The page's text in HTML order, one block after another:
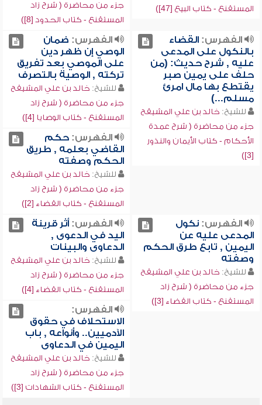
المستقنع - كتاب البيع [47])
جزء من محاضرة ( شرح زاد
المستقنع - كتاب الحدود [8])
الفهرس:القضاء
بالنكول على المدعى
عليه , شرح حديث: (من
حلف على يمين صبر
يقتطع بها مال امرئ
مسلم...)
للشيخ: خالد بن علي المشيقح
جزء من محاضرة ( شرح عمدة
الأحكام - كتاب الأيمان والنذور
[3])
الفهرس: ضمان
الوصي إن ظهر دين
على الموصي بعد تفريق
تركته , الوصية بالتصرف
للشيخ: خالد بن علي المشيقح
جزء من محاضرة ( شرح زاد
المستقنع - كتاب الوصايا [4])
الفهرس:حكم
القاضي بعلمه , طريق
الحكم وصفته
للشيخ: خالد بن علي المشيقح
جزء من محاضرة ( شرح زاد
المستقنع - كتاب القضاء [2])
الفهرس:نكول
المدعى عليه عن
اليمين , تابع طرق الحكم
وصفته
للشيخ: خالد بن علي المشيقح
جزء من محاضرة ( شرح زاد
المستقنع - كتاب القضاء [3])
الفهرس:أثر قرينة
اليد في الدعوى ,
الدعاوى والبينات
للشيخ: خالد بن علي المشيقح
جزء من محاضرة ( شرح زاد
المستقنع - كتاب القضاء [4])
الفهرس:
الاستحلاف في حقوق
الآدميين.. وأنواعه , باب
اليمين في الدعاوى
للشيخ: خالد بن علي المشيقح
جزء من محاضرة ( شرح زاد
المستقنع - كتاب الشهادات [3])